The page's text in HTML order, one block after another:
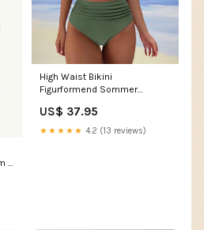
–
High Waist Bikini
Figurformend Sommer
Farbe:Schwarz/Leopard
US$ 37.95
★★★★★ 4.2 (13 reviews)